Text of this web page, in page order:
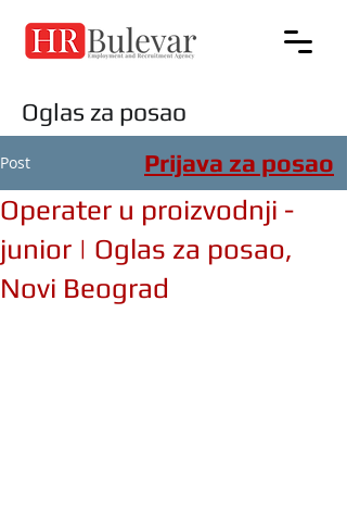
Oglas za posao
Post
Operater u proizvodnji -
junior | Oglas za posao,
Novi Beograd
Prijava za posao